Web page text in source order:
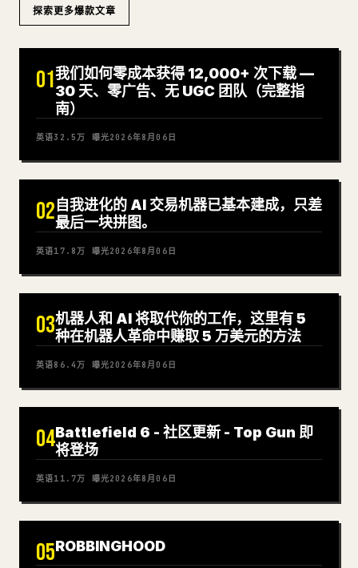
探索更多爆款文章
01我们如何零成本获得 12,000+ 次下载 —
30 天、零广告、无 UGC 团队（完整指
南）
英语32.5万 曝光2026年8月06日
02自我进化的 AI 交易机器已基本建成，只差
最后一块拼图。
英语17.8万 曝光2026年8月06日
03机器人和 AI 将取代你的工作，这里有 5
种在机器人革命中赚取 5 万美元的方法
英语86.4万 曝光2026年8月06日
04Battlefield 6 - 社区更新 - Top Gun 即
将登场
英语11.7万 曝光2026年8月06日
05ROBBINGHOOD